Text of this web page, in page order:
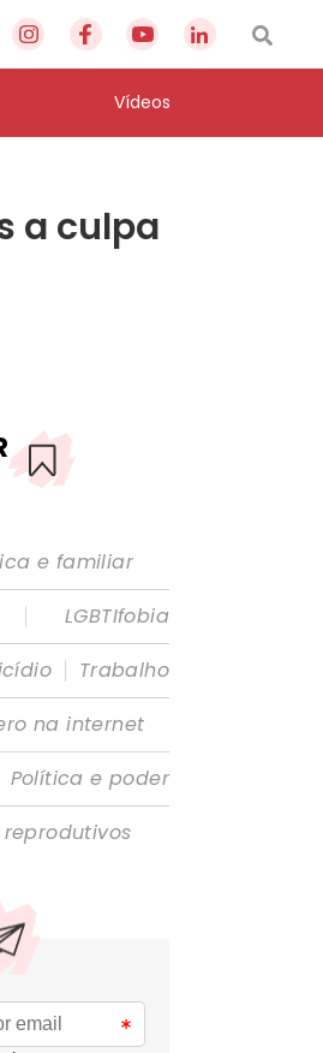
Vídeos
a culpa
e familiar
|
LGBTIfobia
| Trabalho
na internet
Política e poder